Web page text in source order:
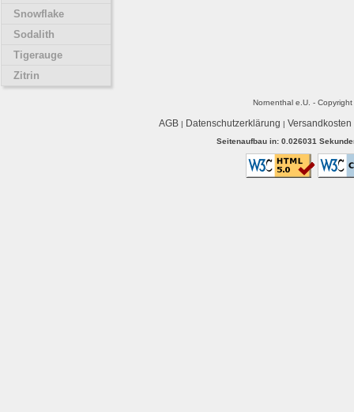
Snowflake
Sodalith
Tigerauge
Zitrin
Nornenthal e.U. -
AGB| Datenschutzerklärung | Versandkosten
Seitenaufbau in: 0.026031